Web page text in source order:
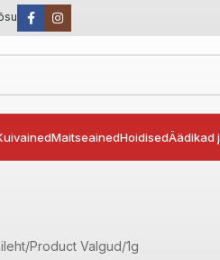
MaitseainedHoidisedÄädikad
Product Valgud 1g